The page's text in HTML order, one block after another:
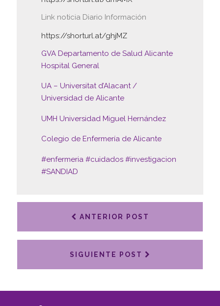
Link noticia Diario Información
https://shorturl.at/ghjMZ
GVA Departamento de Salud Alicante
Hospital General
UA – Universitat d’Alacant /
Universidad de Alicante
UMH Universidad Miguel Hernández
Colegio de Enfermería de Alicante
#enfermeria #cuidados #investigacion
#SANDIAD
ANTERIOR POST
SIGUIENTE POST